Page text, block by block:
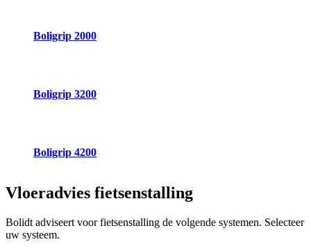
Boligrip 2000
Boligrip 3200
Boligrip 4200
Vloeradvies fietsenstalling
Bolidt adviseert voor fietsenstalling de volgende systemen. Selecteer
uw systeem.